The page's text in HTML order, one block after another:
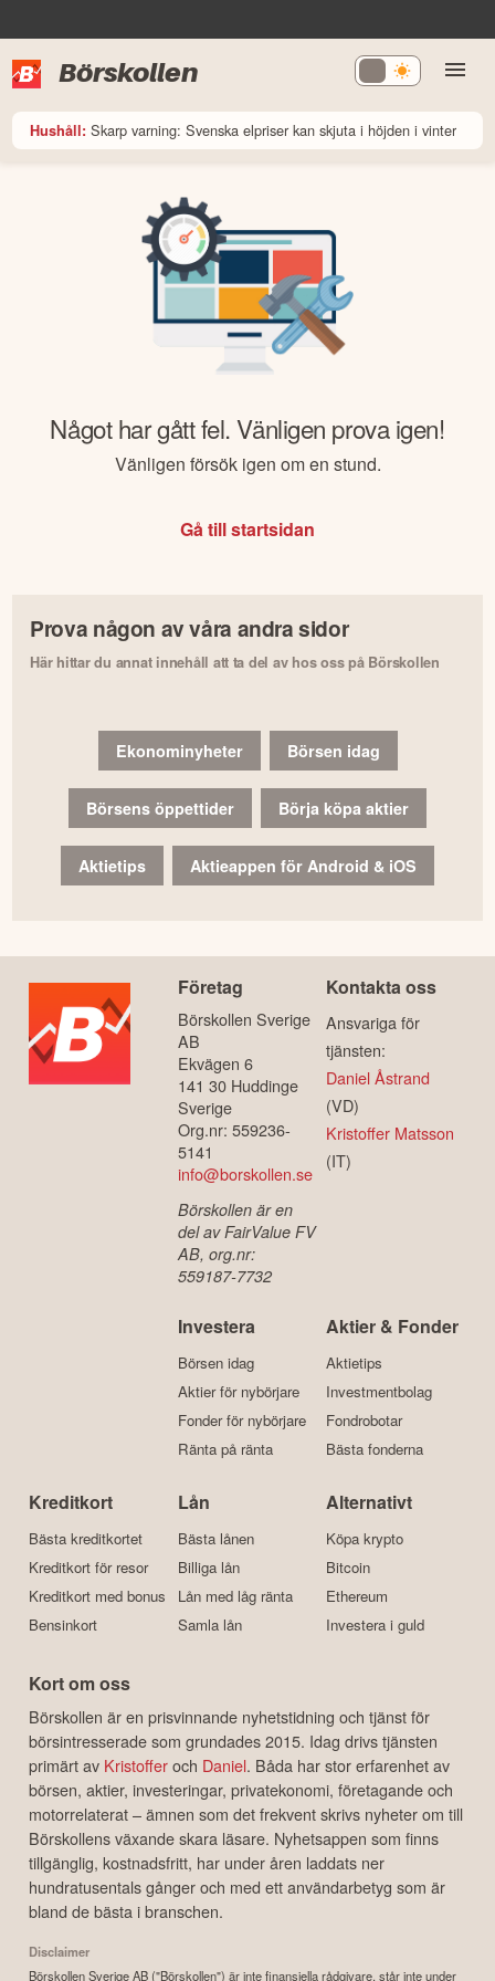
Börskollen
Hushåll: Skarp varning: Svenska elpriser kan skjuta i höjden i vinter
Något har gått fel. Vänligen prova igen!
Vänligen försök igen om en stund.
Gå till startsidan
Prova någon av våra andra sidor
Här hittar du annat innehåll att ta del av hos oss på Börskollen
Ekonominyheter Börsen idag
Börsens öppettider Börja köpa aktier
Aktietips Aktieappen för Android & iOS
Företag
Börskollen Sverige
AB
Ekvägen 6
141 30 Huddinge
Sverige
Org.nr: 559236-
5141
info@borskollen.se
Börskollen är en
del av FairValue FV
AB, org.nr:
559187-7732
Kontakta oss
Ansvariga för
tjänsten:
Daniel Åstrand
(VD)
Kristoffer Matsson
(IT)
Investera
Börsen idag
Aktier för nybörjare
Fonder för nybörjare
Ränta på ränta
Aktier & Fonder
Aktietips
Investmentbolag
Fondrobotar
Bästa fonderna
Kreditkort
Bästa kreditkortet
Kreditkort för resor
Kreditkort med bonus
Bensinkort
Lån
Bästa lånen
Billiga lån
Lån med låg ränta
Samla lån
Alternativt
Köpa krypto
Bitcoin
Ethereum
Investera i guld
Kort om oss
Börskollen är en prisvinnande nyhetstidning och tjänst för
börsintresserade som grundades 2015. Idag drivs tjänsten
primärt av Kristofferoch Daniel. Båda har stor erfarenhet av
börsen, aktier, investeringar, privatekonomi, företagande och
motorrelaterat – ämnen som det frekvent skrivs nyheter om till
Börskollens växande skara läsare. Nyhetsappen som finns
tillgänglig, kostnadsfritt, har under åren laddats ner
hundratusentals gånger och med ett användarbetyg som är
bland de bästa i branschen.
Disclaimer
Börskollen Sverige AB ("Börskollen") är inte finansiella rådgivare, står inte under